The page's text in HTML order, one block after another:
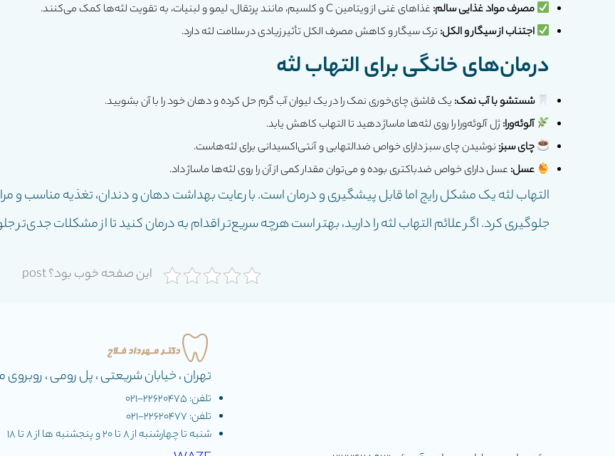
مصرف مواد غذایی سالم: غذاهای غنی از ویتامین C و کلسیم، مانند پرتقال، لیمو و لبنیات، به تقویت لثه‌ها کمک می‌کنند.
اجتناب از سیگار و الکل: ترک سیگار و کاهش مصرف الکل تأثیر زیادی در سلامت لثه دارد.
درمان‌های خانگی برای التهاب لثه
شستشو با آب نمک: یک قاشق چای‌خوری نمک را در یک لیوان آب گرم حل کرده و دهان خود را با آن بشویید.
آلوئه‌ورا:ژل آلوئه‌ورا را روی لثه‌ها ماساژ دهید تا التهاب کاهش یابد.
چای سبز:نوشیدن چای سبز دارای خواص ضدالتهابی و آنتی‌اکسیدانی برای لثه‌هاست.
عسل: عسل دارای خواص ضدباکتری بوده و می‌توان مقدار کمی از آن را روی لثه‌ها ماساژ داد.
التهاب لثه یک مشکل رایج اما قابل پیشگیری و درمان است. با رعایت بهداشت دهان و دندان، تغذیه مناسب و
جلوگیری کرد. اگر علائم التهاب لثه را دارید، بهتر است هرچه سریع‌تر اقدام به درمان کنید تا از مشکلات جدی‌تر
این صفحه خوب بود؟ post
تهران ، خیابان شریعتی ، پل رومی ، روبروی مترو
تلفن: 22620475-۰۲۱
تلفن: 22620477-۰۲۱
شنبه تا چهارشنبه از ٨ تا ٢٠ و پنجشنبه ها از ٨ تا ١٨